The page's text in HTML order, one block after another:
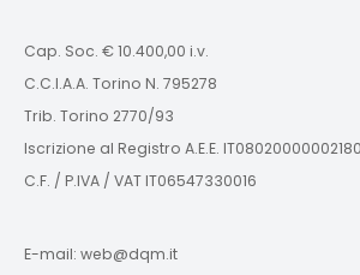
Cap. Soc. € 10.400,00 i.v.
C.C.I.A.A. Torino N. 795278
Trib. Torino 2770/93
Iscrizione al Registro A.E.E. IT08020000002180
C.F. / P.IVA / VAT IT06547330016
E-mail: web@dqm.it